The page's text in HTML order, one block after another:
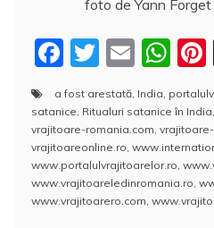
foto de Yann
F
a
c
e
b
o
T
w
itt
er
E
m
ai
l
W
at
s
A
p
a fost arestată, India,
satanice, Ritualuri satanice în India,
vrajitoare-romania.com,
vrajitoareonline.ro,
www.portalulvrajitoarelor.ro,
www.vrajitoareledinromania.ro,
www.vrajitoarero.com,